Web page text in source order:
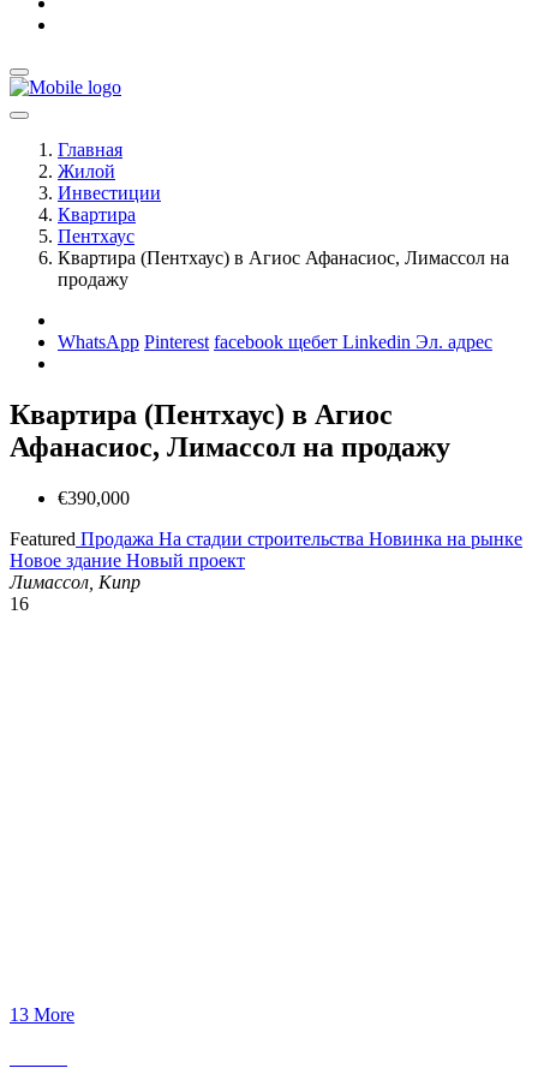
Главная
Жилой
Инвестиции
Квартира
Пентхаус
Квартира (Пентхаус) в Агиос Афанасиос, Лимассол на
продажу
WhatsApp Pinterest facebook щебет Linkedin Эл. адрес
Квартира (Пентхаус) в Агиос
Афанасиос, Лимассол на продажу
€390,000
Featured Продажа На стадии строительства Новинка на рынке
Новое здание Новый проект
Лимассол, Кипр
16
13 More